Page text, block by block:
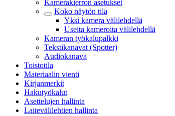
Kamerakierron asetukset
Koko näytön tila
Yksi kamera välilehdellä
Useita kameroita välilehdellä
Kameran työkalupalkki
Tekstikanavat (Spotter)
Audiokanava
Toistotila
Materiaalin vienti
Kirjanmerkit
Hakutyökalut
Asettelujen hallinta
Laitevälilehtien hallinta